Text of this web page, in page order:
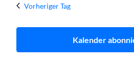
Vorheriger Tag
Kalender